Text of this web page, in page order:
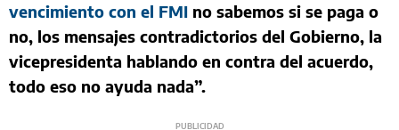
vencimiento con el FMI no sabemos si se paga o
no, los mensajes contradictorios del Gobierno, la
vicepresidenta hablando en contra del acuerdo,
todo eso no ayuda nada”.